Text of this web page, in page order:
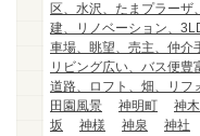
区、水沢、たまプラーザ
建、リノベーション、
車場、眺望、売主、仲介
リビング広い、バス便豊
道路、ロフト、畑、リフ
田園風景
神明町 神
坂
神様 神泉 神社